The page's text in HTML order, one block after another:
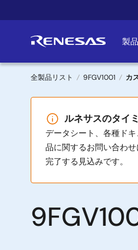
イ
ン
製
パ
ン
く
ず
全製品リスト 9FGV1001 カ
ルネサスのタイ
データシート、各種ド
品に関するお問い合わせ
完了する見込みです。